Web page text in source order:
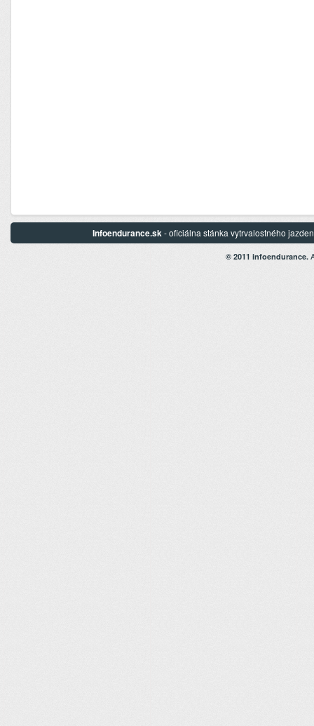
Infoendurance.sk - oficiálna stánka vytrvalostného
© 2011 infoendurance.